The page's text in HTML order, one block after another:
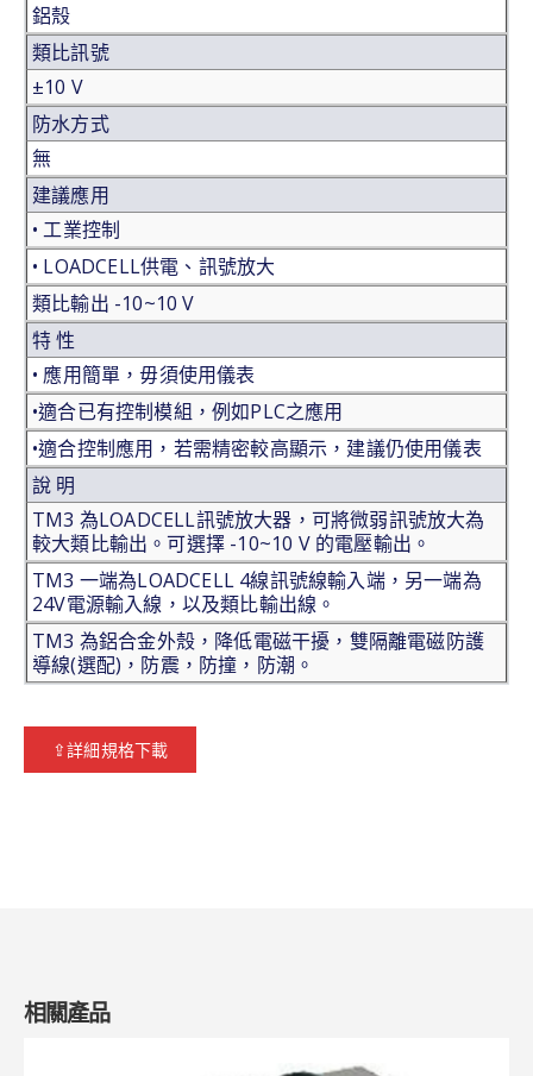
鋁殼
類比訊號
±10 V
防水方式
無
建議應用
• 工業控制
• LOADCELL供電、訊號放大
類比輸出 -10~10 V
特 性
• 應用簡單，毋須使用儀表
•適合已有控制模組，例如PLC之應用
•適合控制應用，若需精密較高顯示，建議仍使用儀表
說 明
TM3 為LOADCELL訊號放大器，可將微弱訊號放大為
較大類比輸出。可選擇 -10~10 V 的電壓輸出。
TM3 一端為LOADCELL 4線訊號線輸入端，另一端為
24V電源輸入線，以及類比輸出線。
TM3 為鋁合金外殼，降低電磁干擾，雙隔離電磁防護
導線(選配)，防震，防撞，防潮。
⇪詳細規格下載
相關產品